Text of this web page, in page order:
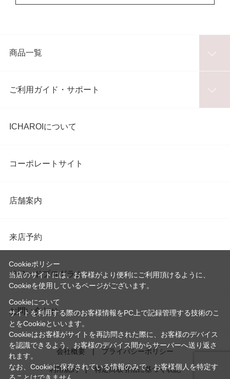
商品一覧
ご利用ガイド・サポート
ICHAROIについて
コーポレートサイト
店舗案内
来店予約
リワードプログラム
お問い合わせ
会社概要 プライバシーポリシー
利用規約 特定商取引法に基づく表記
Cookieポリシー
当店のサイトには、お客様がより便利にご利用頂けるように、
Cookieを使用しているページがございます。
Cookieについて
サイトを利用する際のお客様情報をPC上で記録管理する技術のこ
とをCookieといいます。
Cookieはお客様がサイトを再訪問された際に、お客様のデバイス
を認識できるよう、お客様のデバイス間からサーバーへ送り返さ
れます。
なお、Cookieに保存されている情報のみで、お客様個人を特定す